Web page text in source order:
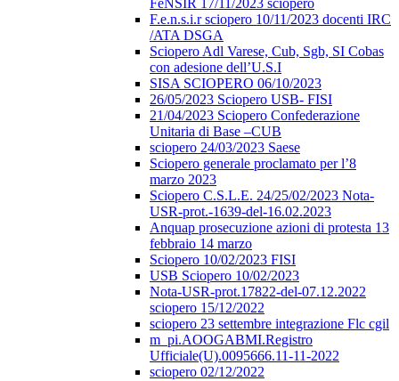
FeNSIR 17/11/2023 sciopero
F.e.n.s.i.r sciopero 10/11/2023 docenti IRC
/ATA DSGA
Sciopero Adl Varese, Cub, Sgb, SI Cobas
con adesione dell’U.S.I
SISA SCIOPERO 06/10/2023
26/05/2023 Sciopero USB- FISI
21/04/2023 Sciopero Confederazione
Unitaria di Base –CUB
sciopero 24/03/2023 Saese
Sciopero generale proclamato per l’8
marzo 2023
Sciopero C.S.L.E. 24/25/02/2023 Nota-
USR-prot.-1639-del-16.02.2023
Anquap prosecuzione azioni di protesta 13
febbraio 14 marzo
Sciopero 10/02/2023 FISI
USB Sciopero 10/02/2023
Nota-USR-prot.17822-del-07.12.2022
sciopero 15/12/2022
sciopero 23 settembre integrazione Flc cgil
m_pi.AOOGABMI.Registro
Ufficiale(U).0095666.11-11-2022
sciopero 02/12/2022